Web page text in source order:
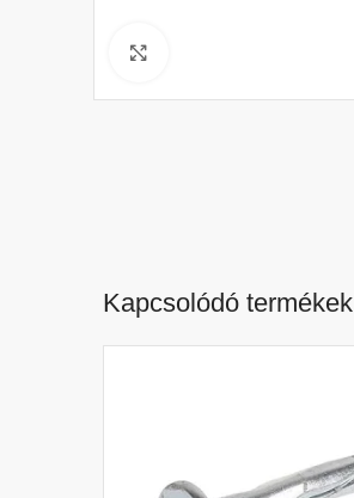
Kapcsolódó termékek